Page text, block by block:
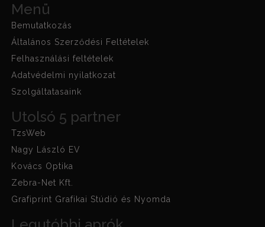
Menü
Bemutatkozás
Általános Szerződési Feltételek
Felhasználási feltételek
Adatvédelmi nyilatkozat
Szolgáltatasaink
Utolsó 5 partner
TzsWeb
Nagy László EV
Kovács Optika
Zebra-Net Kft.
Grafiprint Grafikai Stúdió és Nyomda